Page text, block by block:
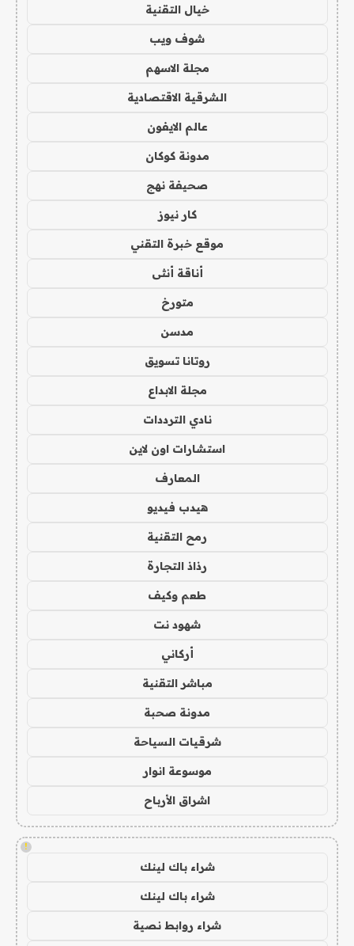
خيال التقنية
شوف ويب
مجلة الاسهم
الشرقية الاقتصادية
عالم الايفون
مدونة كوكان
صحيفة نهج
كار نيوز
موقع خبرة التقني
أناقة أنثى
متورخ
مدسن
روتانا تسويق
مجلة الابداع
نادي الترددات
استشارات اون لاين
المعارف
هيدب فيديو
رمح التقنية
رذاذ التجارة
طعم وكيف
شهود نت
أركاني
مباشر التقنية
مدونة صحبة
شرقيات السياحة
موسوعة انوار
اشراق الأرباح
!
شراء باك لينك
شراء باك لينك
شراء روابط نصية